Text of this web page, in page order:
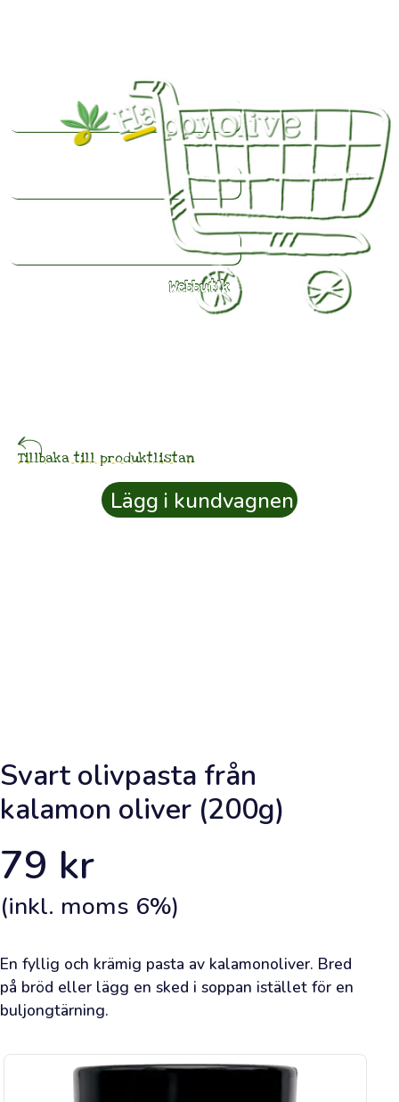
Webbutik
idag
dina
köp
du
är
en
beställning
dig
Tillbaka till produktlistan
Lägg i kundvagnen
Svart olivpasta från
kalamon oliver (200g)
79 kr
(inkl. moms 6%)
En fyllig och krämig pasta av kalamonoliver. Bred
på bröd eller lägg en sked i soppan istället för en
buljongtärning.